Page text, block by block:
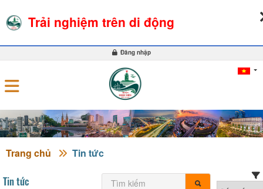
Đăng nhập
Trang chủ Tin tức
Tin tức
Trải nghiệm trên di động